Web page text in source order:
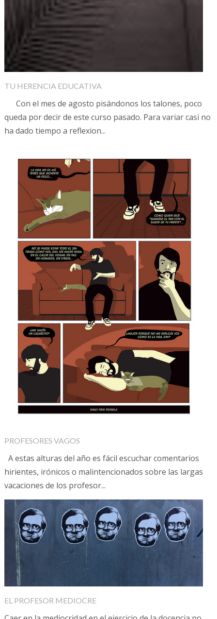
TU HERENCIA EDUCATIVA
Con el mes de agosto pisándonos los talones, poco
queda por decir de este curso pasado. Para variar casi no
ha dado tiempo a reflexion...
PROFESORES VAGOS
A estas alturas del año es fácil escuchar comentarios
hirientes, irónicos o malintencionados sobre las largas
vacaciones de los profesor...
EL PROFESOR MEDIOCRE